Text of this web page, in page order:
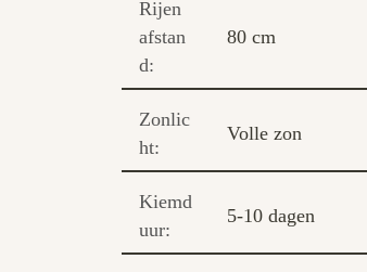
Rijen
afstan
d:
80 cm
Zonlic
ht:
Volle zon
Kiemd
uur:
5-10 dagen